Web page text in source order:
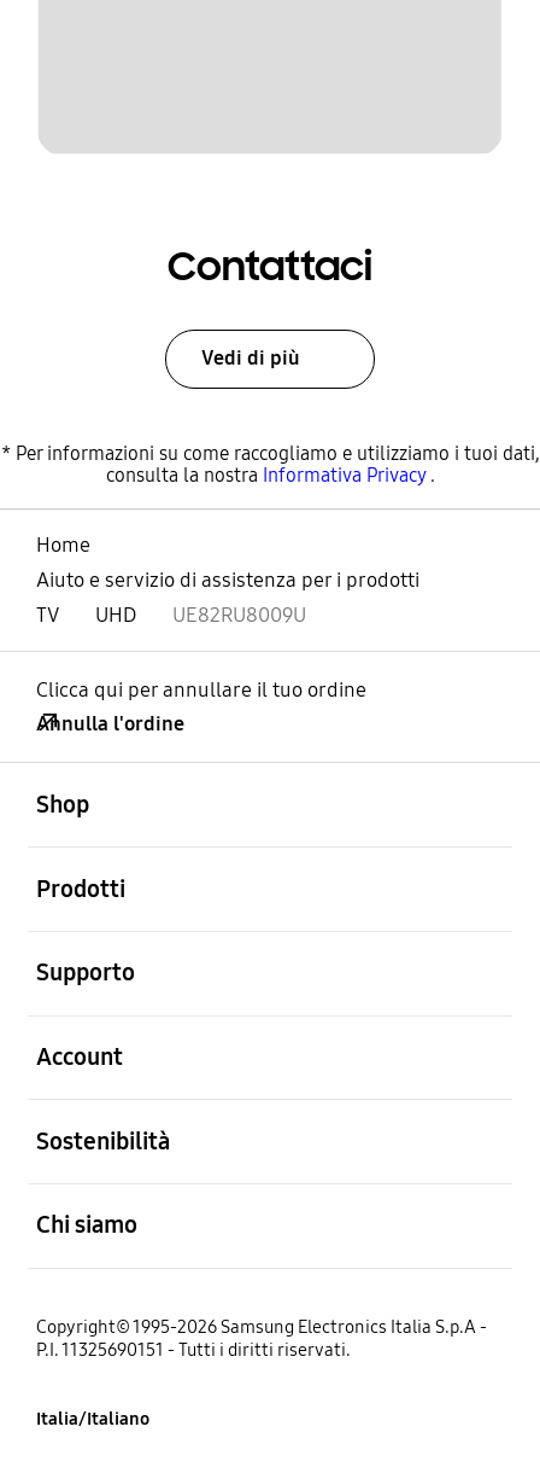
Contattaci
Vedi di più
* Per informazioni su come raccogliamo e utilizziamo i tuoi dati,
consulta la nostra Informativa Privacy.
Home
Aiuto e servizio di assistenza per i prodotti
TV
UHD UE82RU8009U
Clicca qui per annullare il tuo ordine
Annulla l'ordine
Shop
Prodotti
Supporto
Account
Sostenibilità
Chi siamo
Copyright© 1995-2026 Samsung Electronics Italia S.p.A -
P.I. 11325690151 - Tutti i diritti riservati.
Italia/Italiano